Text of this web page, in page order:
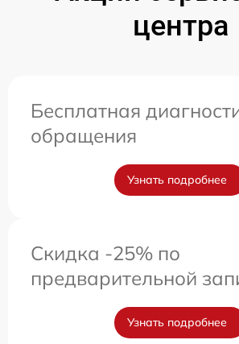
центра
Бесплатная
обращения
Узнать подробнее
Скидка -25% по
предварительной
Узнать подробнее